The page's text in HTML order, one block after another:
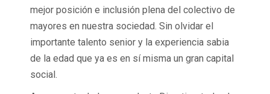
mejor posición e inclusión plena del colectivo de
mayores en nuestra sociedad. Sin olvidar el
importante talento senior y la experiencia sabia
de la edad que ya es en sí misma un gran capital
social.